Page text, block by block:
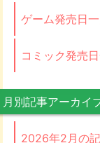
ゲーム発売日
コミック発売
月別記事アーカイ
2026年2月の